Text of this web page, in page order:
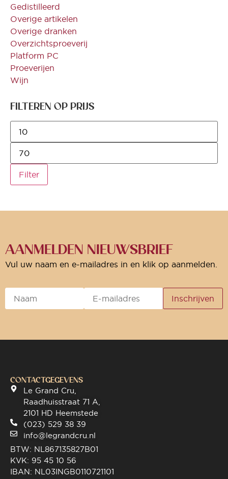
Gedistilleerd
Overige artikelen
Overige dranken
Overzichtsproeverij
Platform PC
Proeverijen
Wijn
FILTEREN OP PRIJS
Filter
AANMELDEN NIEUWSBRIEF
Vul uw naam en e-mailadres in en klik op aanmelden.
CONTACTGEGEVENS
Le Grand Cru,
Raadhuisstraat 71 A,
2101 HD Heemstede
(023) 529 38 39
info@legrandcru.nl
BTW: NL867135827B01
KVK: 95 45 10 56
IBAN: NL03INGB0110721101